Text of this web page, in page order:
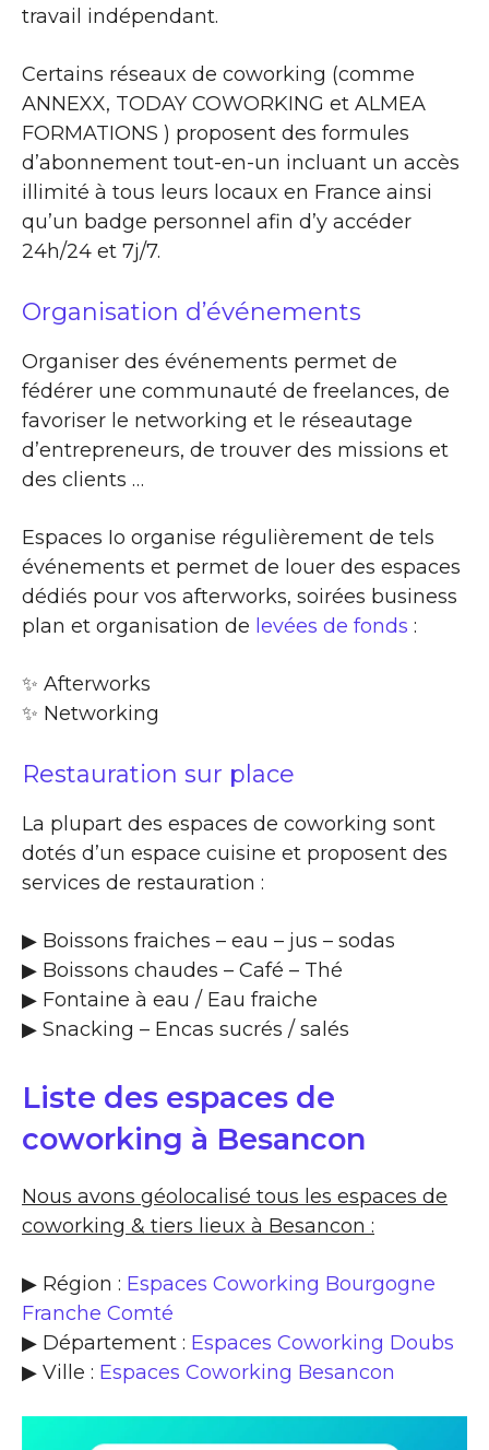
travail indépendant.
Certains réseaux de coworking (comme
ANNEXX, TODAY COWORKING et ALMEA
FORMATIONS ) proposent des formules
d’abonnement tout-en-un incluant un accès
illimité à tous leurs locaux en France ainsi
qu’un badge personnel afin d’y accéder
24h/24 et 7j/7.
Organisation d’événements
Organiser des événements permet de
fédérer une communauté de freelances, de
favoriser le networking et le réseautage
d’entrepreneurs, de trouver des missions et
des clients …
Espaces Io organise régulièrement de tels
événements et permet de louer des espaces
dédiés pour vos afterworks, soirées business
plan et organisation de levées de fonds :
✨​ Afterworks
✨​ Networking
Restauration sur place
La plupart des espaces de coworking sont
dotés d’un espace cuisine et proposent des
services de restauration :
▶​ Boissons fraiches – eau – jus – sodas
▶​ Boissons chaudes – Café – Thé
▶​ Fontaine à eau / Eau fraiche
▶​ Snacking – Encas sucrés / salés
Liste des espaces de
coworking à Besancon
Nous avons géolocalisé tous les espaces de
coworking & tiers lieux à Besancon :
▶ Région : Espaces Coworking Bourgogne
Franche Comté
▶ Département : Espaces Coworking Doubs
▶ Ville : Espaces Coworking Besancon